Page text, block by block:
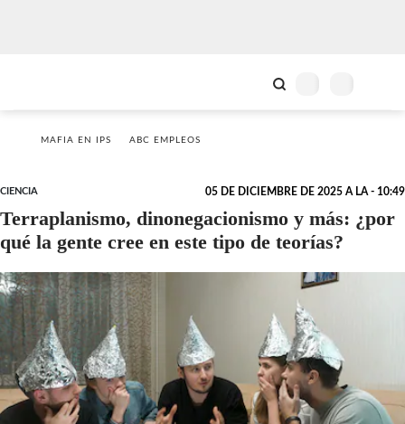
MAFIA EN IPS ABC EMPLEOS
CIENCIA 05 DE DICIEMBRE DE 2025 A LA - 10:49
Terraplanismo, dinonegacionismo y más: ¿por
qué la gente cree en este tipo de teorías?